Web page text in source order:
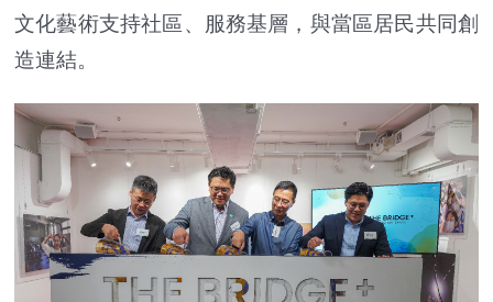
文化藝術支持社區、服務基層，與當區居民共同創
造連結。